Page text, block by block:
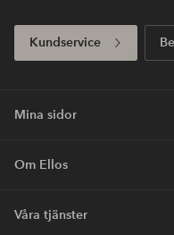
Kundservice
Mina sidor
Om Ellos
Våra tjänster